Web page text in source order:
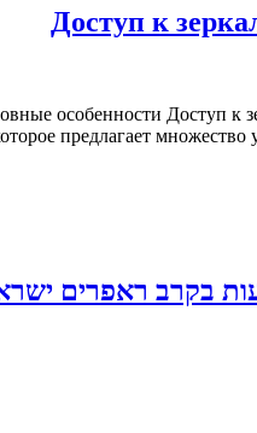
Доступ к
особенности Доступ к
предлагает
בקרב ראפרים